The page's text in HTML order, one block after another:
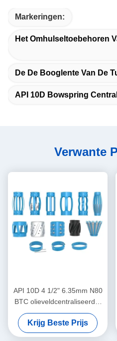
Markeringen:
Het Omhulseltoebehoren
De De Booglente Van De
API 10D Bowspring
Verwante
API 10D 4 1/2" 6.35mm N80
BTC olieveldcentraliseerder
in olie- en gasbedrijven
Krijg Beste Prijs